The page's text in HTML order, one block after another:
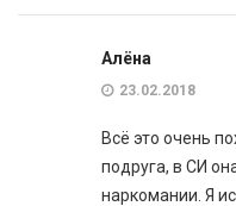
Алёна
23.02.2018
Всё это очень
подруга, в СИ
наркомании. Я